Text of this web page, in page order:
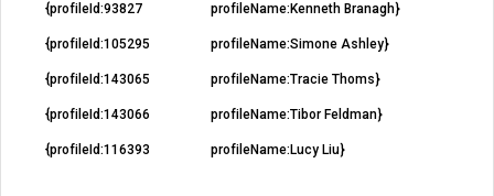
{profileId:93827 profileName:Kenneth Branagh}
{profileId:105295 profileName:Simone Ashley}
{profileId:143065 profileName:Tracie Thoms}
{profileId:143066 profileName:Tibor Feldman}
{profileId:116393 profileName:Lucy Liu}